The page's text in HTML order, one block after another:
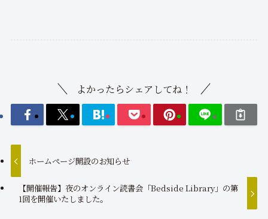
よかったらシェアしてね！
ホームページ開設のお知らせ
【開催報告】夜のオンライン読書会「Bedside Library」の第
1回を開催いたしました。